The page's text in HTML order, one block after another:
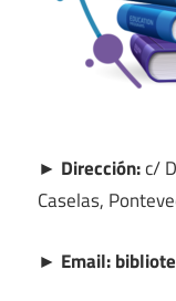
► Dirección:c/
Caselas,
► Email: